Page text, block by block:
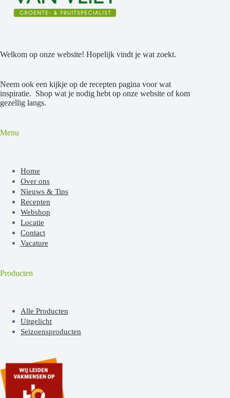
Welkom op onze website! Hopelijk vindt je wat zoekt.
Neem ook een kijkje op de recepten pagina voor wat
inspiratie. Shop wat je nodig hebt op onze website of kom
gezellig langs.
Menu
Home
Over ons
Nieuws & Tips
Recepten
Webshop
Locatie
Contact
Vacature
Producten
Alle Producten
Uitgelicht
Seizoensproducten